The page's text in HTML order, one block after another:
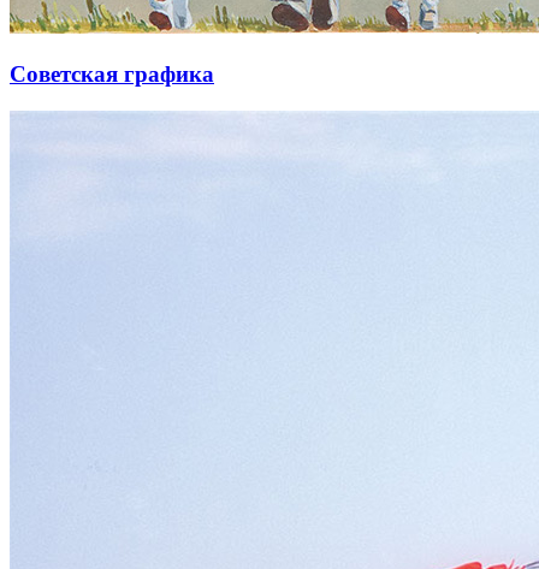
Советская графика